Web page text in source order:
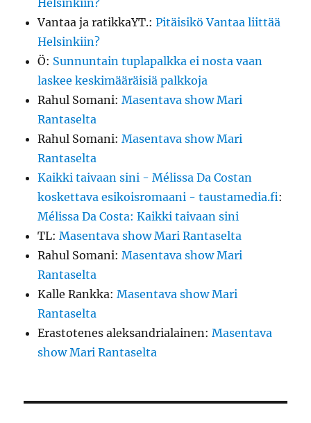
Helsinkiin?
Vantaa ja ratikkaYT.:Pitäisikö Vantaa liittää
Helsinkiin?
Ö: Sunnuntain tuplapalkka ei nosta vaan
laskee keskimääräisiä palkkoja
Rahul Somani:Masentava show Mari
Rantaselta
Rahul Somani:Masentava show Mari
Rantaselta
Kaikki taivaan sini - Mélissa Da Costan
koskettava esikoisromaani - taustamedia.fi:
Mélissa Da Costa: Kaikki taivaan sini
TL:Masentava show Mari Rantaselta
Rahul Somani:Masentava show Mari
Rantaselta
Kalle Rankka:Masentava show Mari
Rantaselta
Erastotenes aleksandrialainen:Masentava
show Mari Rantaselta